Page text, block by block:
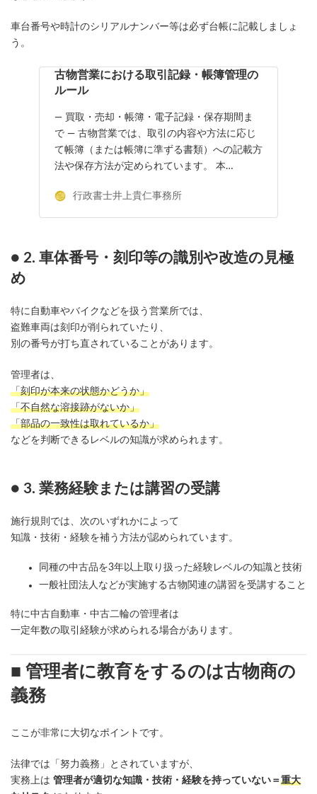
車台番号や時計のシリアルナンバー等は必ず台帳に記載しましょ
う。
古物営業における取引記録・帳簿管理の
ルール
― 買取・売却・帳簿・電子記録・保存期間ま
で ― 古物営業では、取引の内容や方法に応じ
て帳簿（または帳簿に準ずる書類）への記載方
法や保存方法が定められています。 本…
行政書士井上貴仁事務所
● 2. 車体番号・刻印等の識別や改造の見極
め
特に自動車やバイクなどを扱う営業所では、
盗難車両は刻印が削られていたり、
別の番号が打ち直されていることがあります。
管理者は、
「刻印が本来の状態かどうか」
「不自然な溶接跡がないか」
「部品の一致性は取れているか」
などを判断できるレベルの知識が求められます。
● 3. 業務経験または講習の受講
施行規則では、次のいずれかによって
知識・技術・経験を補う方法が認められています。
同種の中古品を3年以上取り扱った経験レベルの知識と技術
一般社団法人などが実施する古物関連の講習を受講すること
特に中古自動車・中古二輪の管理者は
一定年数の取引経験が求められる場合があります。
■ 管理者に教育をするのは古物商の
義務
ここが非常に大切なポイントです。
法律では「努力義務」とされていますが、
実務上は 管理者が適切な知識・技術・経験を持っていない＝重大